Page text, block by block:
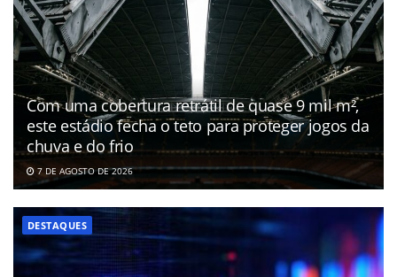
Com uma cobertura retrátil de quase 9 mil m²,
este estádio fecha o teto para proteger jogos da
chuva e do frio
7 DE AGOSTO DE 2026
DESTAQUES